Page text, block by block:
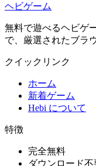
ヘビゲーム
無料で遊べるヘビゲ
で、厳選されたブラ
クイックリンク
ホーム
新着ゲーム
Hebi について
特徴
完全無料
ダウンロード不